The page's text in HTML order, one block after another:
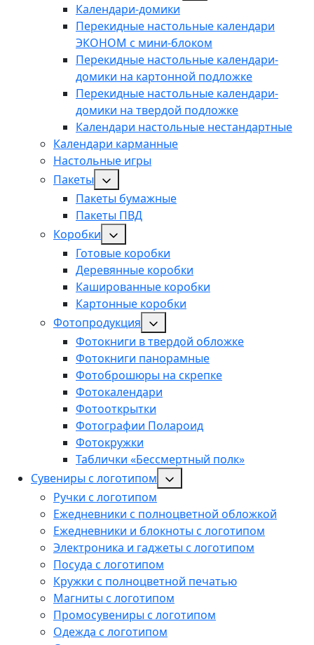
Календари-домики
Перекидные настольные календари
ЭКОНОМ с мини-блоком
Перекидные настольные календари-
домики на картонной подложке
Перекидные настольные календари-
домики на твердой подложке
Календари настольные нестандартные
Календари карманные
Настольные игры
Пакеты
Пакеты бумажные
Пакеты ПВД
Коробки
Готовые коробки
Деревянные коробки
Кашированные коробки
Картонные коробки
Фотопродукция
Фотокниги в твердой обложке
Фотокниги панорамные
Фотоброшюры на скрепке
Фотокалендари
Фотооткрытки
Фотографии Полароид
Фотокружки
Таблички «Бессмертный полк»
Сувениры с логотипом
Ручки с логотипом
Ежедневники с полноцветной обложкой
Ежедневники и блокноты с логотипом
Электроника и гаджеты с логотипом
Посуда с логотипом
Кружки с полноцветной печатью
Магниты с логотипом
Промосувениры с логотипом
Одежда с логотипом